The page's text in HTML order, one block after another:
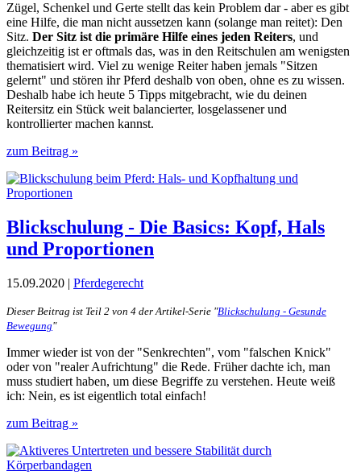
Zügel, Schenkel und Gerte stellt das kein Problem dar - aber es gibt
eine Hilfe, die man nicht aussetzen kann (solange man reitet): Den
Sitz. Der Sitz ist die primäre Hilfe eines jeden Reiters, und
gleichzeitig ist er oftmals das, was in den Reitschulen am wenigsten
thematisiert wird. Viel zu wenige Reiter haben jemals "Sitzen
gelernt" und stören ihr Pferd deshalb von oben, ohne es zu wissen.
Deshalb habe ich heute 5 Tipps mitgebracht, wie du deinen
Reitersitz ein Stück weit balancierter, losgelassener und
kontrollierter machen kannst.
zum Beitrag »
Blickschulung - Die Basics: Kopf, Hals
und Proportionen
15.09.2020 | Pferdegerecht
Dieser Beitrag ist Teil 2 von 4 der Artikel-Serie "Blickschulung - Gesunde
Bewegung"
Immer wieder ist von der "Senkrechten", vom "falschen Knick"
oder von "realer Aufrichtung" die Rede. Früher dachte ich, man
muss studiert haben, um diese Begriffe zu verstehen. Heute weiß
ich: Nein, es ist eigentlich total einfach!
zum Beitrag »